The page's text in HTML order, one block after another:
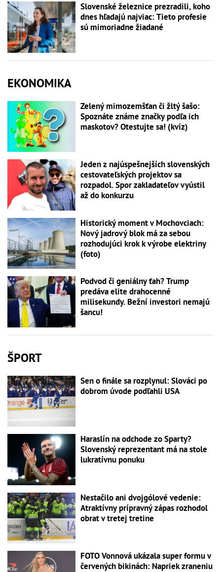
Slovenské železnice prezradili, koho
dnes hľadajú najviac: Tieto profesie
sú mimoriadne žiadané
EKONOMIKA
Zelený mimozemšťan či žltý šašo:
Spoznáte známe značky podľa ich
maskotov? Otestujte sa! (kvíz)
Jeden z najúspešnejších slovenských
cestovateľských projektov sa
rozpadol. Spor zakladateľov vyústil
až do konkurzu
Historický moment v Mochovciach:
Nový jadrový blok má za sebou
rozhodujúci krok k výrobe elektriny
(foto)
Podvod či geniálny ťah? Trump
predáva elite drahocenné
milisekundy. Bežní investori nemajú
šancu!
ŠPORT
Sen o finále sa rozplynul: Slováci po
dobrom úvode podľahli USA
Haraslín na odchode zo Sparty?
Slovenský reprezentant má na stole
lukratívnu ponuku
Nestačilo ani dvojgólové vedenie:
Atraktívny prípravný zápas rozhodol
obrat v tretej tretine
FOTO Vonnová ukázala super formu v
červených bikinách: Napriek zraneniu